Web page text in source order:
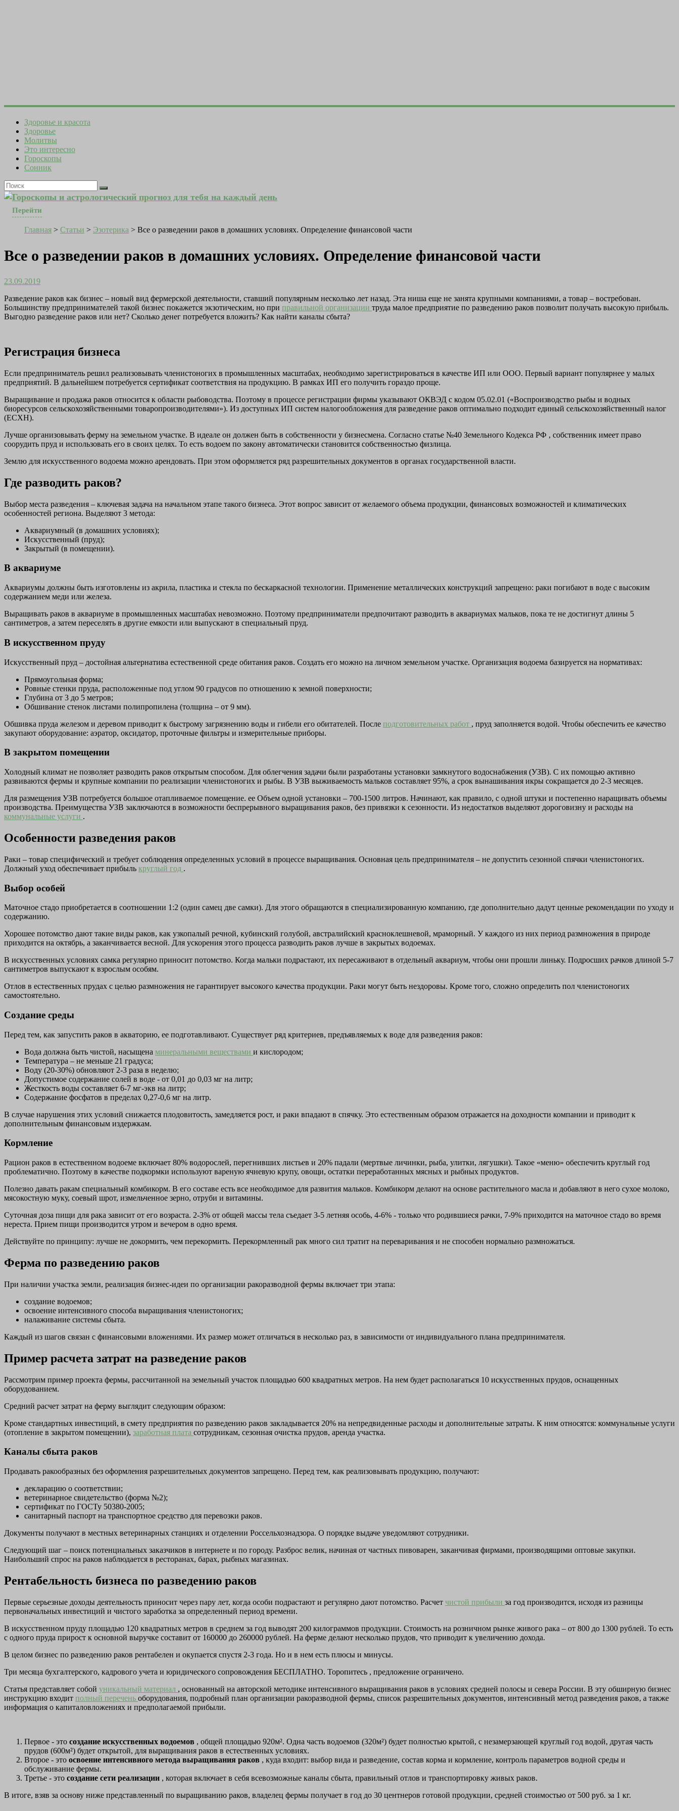
Здоровье и красота
Здоровье
Молитвы
Это интересно
Гороскопы
Сонник
Гороскопы и астрологический прогноз для тебя на каждый день
Перейти
Главная > Статьи > Эзотерика > Все о разведении раков в домашних условиях. Определение финансовой части
Все о разведении раков в домашних условиях. Определение финансовой части
23.09.2019
Разведение раков как бизнес – новый вид фермерской деятельности, ставший популярным несколько лет назад. Эта ниша еще не занята крупными компаниями, а товар – востребован.
Большинству предпринимателей такой бизнес покажется экзотическим, но при правильной организации труда малое предприятие по разведению раков позволит получать высокую прибыль.
Выгодно разведение раков или нет? Сколько денег потребуется вложить? Как найти каналы сбыта?
Регистрация бизнеса
Если предприниматель решил реализовывать членистоногих в промышленных масштабах, необходимо зарегистрироваться в качестве ИП или ООО. Первый вариант популярнее у малых
предприятий. В дальнейшем потребуется сертификат соответствия на продукцию. В рамках ИП его получить гораздо проще.
Выращивание и продажа раков относится к области рыбоводства. Поэтому в процессе регистрации фирмы указывают ОКВЭД с кодом 05.02.01 («Воспроизводство рыбы и водных
биоресурсов сельскохозяйственными товаропроизводителями»). Из доступных ИП систем налогообложения для разведение раков оптимально подходит единый сельскохозяйственный налог
(ЕСХН).
Лучше организовывать ферму на земельном участке. В идеале он должен быть в собственности у бизнесмена. Согласно статье №40 Земельного Кодекса РФ , собственник имеет право
соорудить пруд и использовать его в своих целях. То есть водоем по закону автоматически становится собственностью физлица.
Землю для искусственного водоема можно арендовать. При этом оформляется ряд разрешительных документов в органах государственной власти.
Где разводить раков?
Выбор места разведения – ключевая задача на начальном этапе такого бизнеса. Этот вопрос зависит от желаемого объема продукции, финансовых возможностей и климатических
особенностей региона. Выделяют 3 метода:
Аквариумный (в домашних условиях);
Искусственный (пруд);
Закрытый (в помещении).
В аквариуме
Аквариумы должны быть изготовлены из акрила, пластика и стекла по бескаркасной технологии. Применение металлических конструкций запрещено: раки погибают в воде с высоким
содержанием меди или железа.
Выращивать раков в аквариуме в промышленных масштабах невозможно. Поэтому предприниматели предпочитают разводить в аквариумах мальков, пока те не достигнут длины 5
сантиметров, а затем переселять в другие емкости или выпускают в специальный пруд.
В искусственном пруду
Искусственный пруд – достойная альтернатива естественной среде обитания раков. Создать его можно на личном земельном участке. Организация водоема базируется на нормативах:
Прямоугольная форма;
Ровные стенки пруда, расположенные под углом 90 градусов по отношению к земной поверхности;
Глубина от 3 до 5 метров;
Обшивание стенок листами полипропилена (толщина – от 9 мм).
Обшивка пруда железом и деревом приводит к быстрому загрязнению воды и гибели его обитателей. После подготовительных работ , пруд заполняется водой. Чтобы обеспечить ее качество
закупают оборудование: аэратор, оксидатор, проточные фильтры и измерительные приборы.
В закрытом помещении
Холодный климат не позволяет разводить раков открытым способом. Для облегчения задачи были разработаны установки замкнутого водоснабжения (УЗВ). С их помощью активно
развиваются фермы и крупные компании по реализации членистоногих и рыбы. В УЗВ выживаемость мальков составляет 95%, а срок вынашивания икры сокращается до 2-3 месяцев.
Для размещения УЗВ потребуется большое отапливаемое помещение. ее Объем одной установки – 700-1500 литров. Начинают, как правило, с одной штуки и постепенно наращивать объемы
производства. Преимущества УЗВ заключаются в возможности беспрерывного выращивания раков, без привязки к сезонности. Из недостатков выделяют дороговизну и расходы на
коммунальные услуги .
Особенности разведения раков
Раки – товар специфический и требует соблюдения определенных условий в процессе выращивания. Основная цель предпринимателя – не допустить сезонной спячки членистоногих.
Должный уход обеспечивает прибыль круглый год .
Выбор особей
Маточное стадо приобретается в соотношении 1:2 (один самец две самки). Для этого обращаются в специализированную компанию, где дополнительно дадут ценные рекомендации по уходу и
содержанию.
Хорошее потомство дают такие виды раков, как узкопалый речной, кубинский голубой, австралийский красноклешневой, мраморный. У каждого из них период размножения в природе
приходится на октябрь, а заканчивается весной. Для ускорения этого процесса разводить раков лучше в закрытых водоемах.
В искусственных условиях самка регулярно приносит потомство. Когда мальки подрастают, их пересаживают в отдельный аквариум, чтобы они прошли линьку. Подросших рачков длиной 5-7
сантиметров выпускают к взрослым особям.
Отлов в естественных прудах с целью размножения не гарантирует высокого качества продукции. Раки могут быть нездоровы. Кроме того, сложно определить пол членистоногих
самостоятельно.
Создание среды
Перед тем, как запустить раков в акваторию, ее подготавливают. Существует ряд критериев, предъявляемых к воде для разведения раков:
Вода должна быть чистой, насыщена минеральными веществами и кислородом;
Температура – не меньше 21 градуса;
Воду (20-30%) обновляют 2-3 раза в неделю;
Допустимое содержание солей в воде - от 0,01 до 0,03 мг на литр;
Жесткость воды составляет 6-7 мг-экв на литр;
Содержание фосфатов в пределах 0,27-0,6 мг на литр.
В случае нарушения этих условий снижается плодовитость, замедляется рост, и раки впадают в спячку. Это естественным образом отражается на доходности компании и приводит к
дополнительным финансовым издержкам.
Кормление
Рацион раков в естественном водоеме включает 80% водорослей, перегнивших листьев и 20% падали (мертвые личинки, рыба, улитки, лягушки). Такое «меню» обеспечить круглый год
проблематично. Поэтому в качестве подкормки используют вареную ячневую крупу, овощи, остатки переработанных мясных и рыбных продуктов.
Полезно давать ракам специальный комбикорм. В его составе есть все необходимое для развития мальков. Комбикорм делают на основе растительного масла и добавляют в него сухое молоко,
мясокостную муку, соевый шрот, измельченное зерно, отруби и витамины.
Суточная доза пищи для рака зависит от его возраста. 2-3% от общей массы тела съедает 3-5 летняя особь, 4-6% - только что родившиеся рачки, 7-9% приходится на маточное стадо во время
нереста. Прием пищи производится утром и вечером в одно время.
Действуйте по принципу: лучше не докормить, чем перекормить. Перекормленный рак много сил тратит на переваривания и не способен нормально размножаться.
Ферма по разведению раков
При наличии участка земли, реализация бизнес-идеи по организации ракоразводной фермы включает три этапа:
создание водоемов;
освоение интенсивного способа выращивания членистоногих;
налаживание системы сбыта.
Каждый из шагов связан с финансовыми вложениями. Их размер может отличаться в несколько раз, в зависимости от индивидуального плана предпринимателя.
Пример расчета затрат на разведение раков
Рассмотрим пример проекта фермы, рассчитанной на земельный участок площадью 600 квадратных метров. На нем будет располагаться 10 искусственных прудов, оснащенных
оборудованием.
Средний расчет затрат на ферму выглядит следующим образом:
Кроме стандартных инвестиций, в смету предприятия по разведению раков закладывается 20% на непредвиденные расходы и дополнительные затраты. К ним относятся: коммунальные услуги
(отопление в закрытом помещении), заработная плата сотрудникам, сезонная очистка прудов, аренда участка.
Каналы сбыта раков
Продавать ракообразных без оформления разрешительных документов запрещено. Перед тем, как реализовывать продукцию, получают:
декларацию о соответствии;
ветеринарное свидетельство (форма №2);
сертификат по ГОСТу 50380-2005;
санитарный паспорт на транспортное средство для перевозки раков.
Документы получают в местных ветеринарных станциях и отделении Россельхознадзора. О порядке выдаче уведомляют сотрудники.
Следующий шаг – поиск потенциальных заказчиков в интернете и по городу. Разброс велик, начиная от частных пивоварен, заканчивая фирмами, производящими оптовые закупки.
Наибольший спрос на раков наблюдается в ресторанах, барах, рыбных магазинах.
Рентабельность бизнеса по разведению раков
Первые серьезные доходы деятельность приносит через пару лет, когда особи подрастают и регулярно дают потомство. Расчет чистой прибыли за год производится, исходя из разницы
первоначальных инвестиций и чистого заработка за определенный период времени.
В искусственном пруду площадью 120 квадратных метров в среднем за год выводят 200 килограммов продукции. Стоимость на розничном рынке живого рака – от 800 до 1300 рублей. То есть
с одного пруда прирост к основной выручке составит от 160000 до 260000 рублей. На ферме делают несколько прудов, что приводит к увеличению дохода.
В целом бизнес по разведению раков рентабелен и окупается спустя 2-3 года. Но и в нем есть плюсы и минусы.
Три месяца бухгалтерского, кадрового учета и юридического сопровождения БЕСПЛАТНО. Торопитесь , предложение ограничено.
Статья представляет собой уникальный материал , основанный на авторской методике интенсивного выращивания раков в условиях средней полосы и севера России. В эту обширную бизнес
инструкцию входит полный перечень оборудования, подробный план организации ракоразводной фермы, список разрешительных документов, интенсивный метод разведения раков, а также
информация о капиталовложениях и предполагаемой прибыли.
Первое - это создание искусственных водоемов , общей площадью 920м². Одна часть водоемов (320м²) будет полностью крытой, с незамерзающей круглый год водой, другая часть
прудов (600м²) будет открытой, для выращивания раков в естественных условиях.
Второе - это освоение интенсивного метода выращивания раков , куда входит: выбор вида и разведение, состав корма и кормление, контроль параметров водной среды и
обслуживание фермы.
Третье - это создание сети реализации , которая включает в себя всевозможные каналы сбыта, правильный отлов и транспортировку живых раков.
В итоге, взяв за основу ниже представленный по выращиванию раков, владелец фермы получает в год до 30 центнеров готовой продукции, средней стоимостью от 500 руб. за 1 кг.